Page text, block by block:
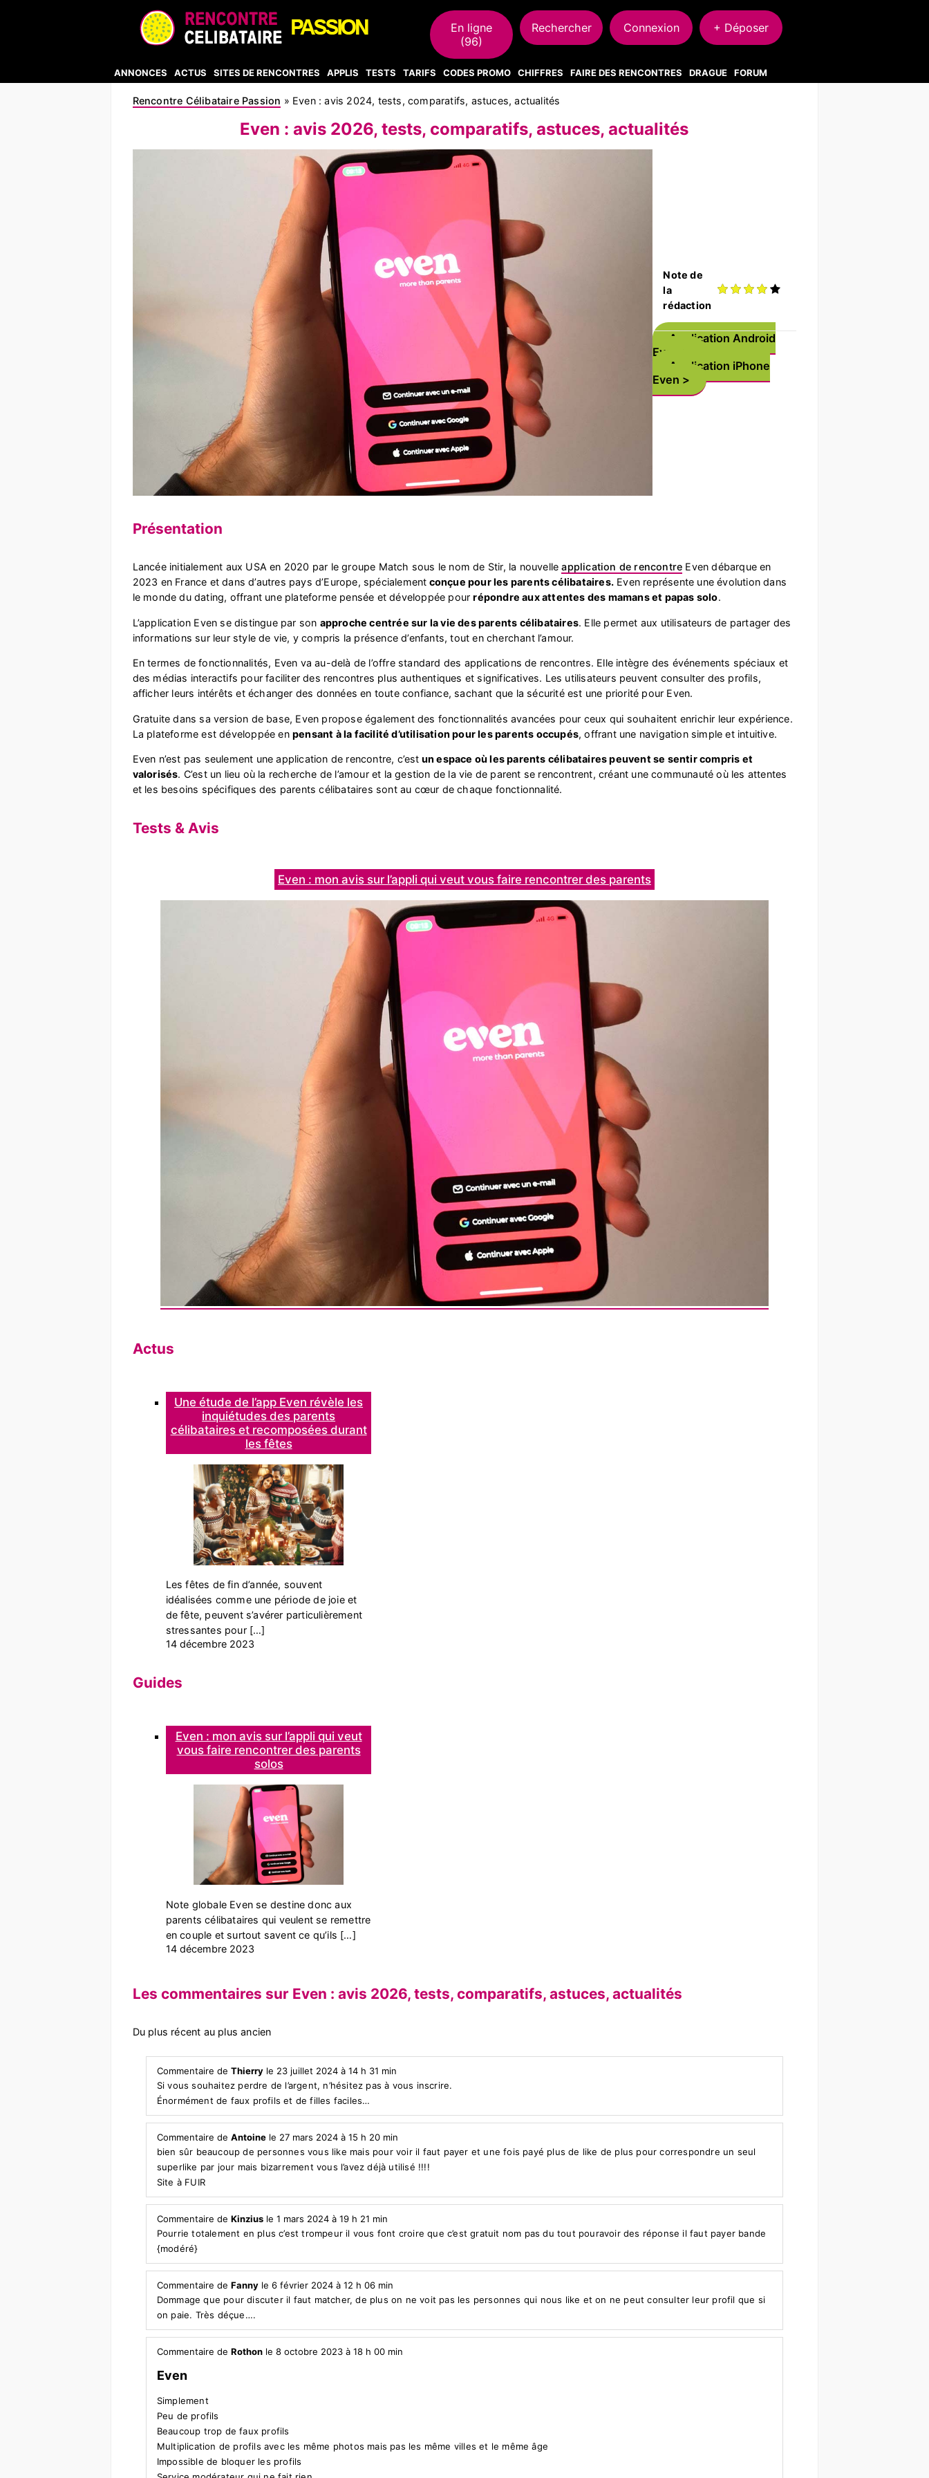
En ligne
(96)
Rechercher Connexion + Déposer
ANNONCES ACTUS SITES DE RENCONTRES APPLIS TESTS TARIFS CODES PROMO CHIFFRES FAIRE DES RENCONTRES DRAGUE FORUM
Rencontre Célibataire Passion » Even : avis 2024, tests, comparatifs, astuces, actualités
Even : avis 2026, tests, comparatifs, astuces, actualités
Note de
la
rédaction
Application Android
Even
Application iPhone
Even
Présentation
Lancée initialement aux USA en 2020 par le groupe Match sous le nom de Stir, la nouvelleapplication de rencontre Even débarque en
2023 en France et dans d’autres pays d’Europe, spécialement conçue pour les parents célibataires. Even représente une évolution dans
le monde du dating, offrant une plateforme pensée et développée pourrépondre aux attentes des mamans et papas solo.
L’application Even se distingue par son approche centrée sur la vie des parents célibataires. Elle permet aux utilisateurs de partager des
informations sur leur style de vie, y compris la présence d’enfants, tout en cherchant l’amour.
En termes de fonctionnalités, Even va au-delà de l’offre standard des applications de rencontres. Elle intègre des événements spéciaux et
des médias interactifs pour faciliter des rencontres plus authentiques et significatives. Les utilisateurs peuvent consulter des profils,
afficher leurs intérêts et échanger des données en toute confiance, sachant que la sécurité est une priorité pour Even.
Gratuite dans sa version de base, Even propose également des fonctionnalités avancées pour ceux qui souhaitent enrichir leur expérience.
La plateforme est développée enpensant à la facilité d’utilisation pour les parents occupés, offrant une navigation simple et intuitive.
Even n’est pas seulement une application de rencontre, c’est un espace où les parents célibataires peuvent se sentir compris et
valorisés. C’est un lieu où la recherche de l’amour et la gestion de la vie de parent se rencontrent, créant une communauté où les attentes
et les besoins spécifiques des parents célibataires sont au cœur de chaque fonctionnalité.
Tests & Avis
Even : mon avis sur l’appli qui veut vous faire rencontrer des parents
Actus
Une étude de l’app Even révèle les
inquiétudes des parents
célibataires et recomposées durant
les fêtes
Les fêtes de fin d’année, souvent
idéalisées comme une période de joie et
de fête, peuvent s’avérer particulièrement
stressantes pour […]
14 décembre 2023
Guides
Even : mon avis sur l’appli qui veut
vous faire rencontrer des parents
solos
Note globale Even se destine donc aux
parents célibataires qui veulent se remettre
en couple et surtout savent ce qu’ils […]
14 décembre 2023
Les commentaires sur Even : avis 2026, tests, comparatifs, astuces, actualités
Du plus récent au plus ancien
Commentaire de Thierryle 23 juillet 2024 à 14 h 31 min
Si vous souhaitez perdre de l’argent, n’hésitez pas à vous inscrire.
Énormément de faux profils et de filles faciles…
Commentaire de Antoinele 27 mars 2024 à 15 h 20 min
bien sûr beaucoup de personnes vous like mais pour voir il faut payer et une fois payé plus de like de plus pour correspondre un seul
superlike par jour mais bizarrement vous l’avez déjà utilisé !!!!
Site à FUIR
Commentaire de Kinziusle 1 mars 2024 à 19 h 21 min
Pourrie totalement en plus c’est trompeur il vous font croire que c’est gratuit nom pas du tout pouravoir des réponse il faut payer bande
{modéré}
Commentaire de Fannyle 6 février 2024 à 12 h 06 min
Dommage que pour discuter il faut matcher, de plus on ne voit pas les personnes qui nous like et on ne peut consulter leur profil que si
on paie. Très déçue….
Commentaire de Rothonle 8 octobre 2023 à 18 h 00 min
Even
Simplement
Peu de profils
Beaucoup trop de faux profils
Multiplication de profils avec les même photos mais pas les même villes et le même âge
Impossible de bloquer les profils